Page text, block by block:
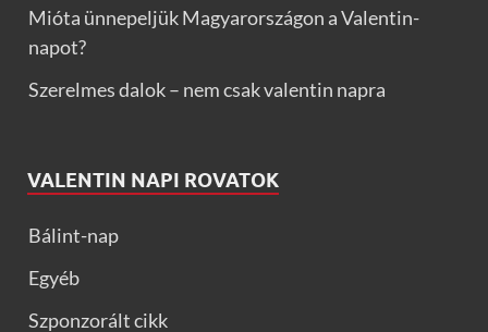
Mióta ünnepeljük Magyarországon a Valentin-
napot?
Szerelmes dalok – nem csak valentin napra
VALENTIN NAPI ROVATOK
Bálint-nap
Egyéb
Szponzorált cikk